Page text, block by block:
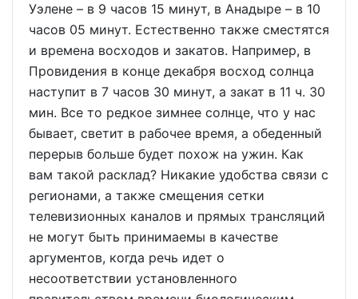
Уэлене – в 9 часов 15 минут, в Анадыре – в 10
часов 05 минут. Естественно также сместятся
и времена восходов и закатов. Например, в
Провидения в конце декабря восход солнца
наступит в 7 часов 30 минут, а закат в 11 ч. 30
мин. Все то редкое зимнее солнце, что у нас
бывает, светит в рабочее время, а обеденный
перерыв больше будет похож на ужин. Как
вам такой расклад? Никакие удобства связи с
регионами, а также смещения сетки
телевизионных каналов и прямых трансляций
не могут быть принимаемы в качестве
аргументов, когда речь идет о
несоответствии установленного